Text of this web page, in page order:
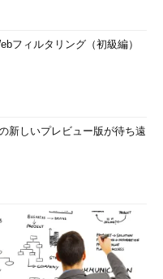
フィルタリング（初級編）
新しいプレビュー版が待ち遠